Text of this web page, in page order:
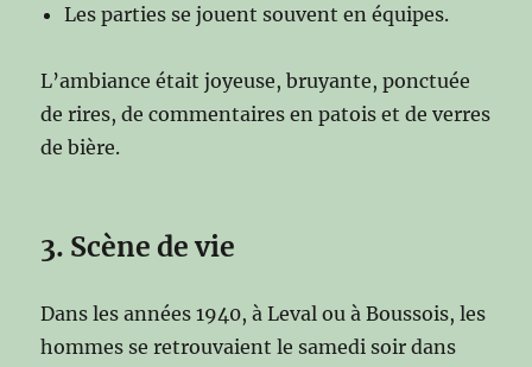
Les parties se jouent souvent en équipes.
L’ambiance était joyeuse, bruyante, ponctuée
de rires, de commentaires en patois et de verres
de bière.
3. Scène de vie
Dans les années 1940, à Leval ou à Boussois, les
hommes se retrouvaient le samedi soir dans